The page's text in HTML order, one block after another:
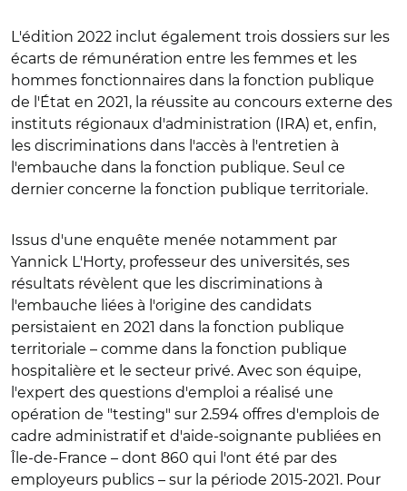
L'édition 2022 inclut également trois dossiers sur les
écarts de rémunération entre les femmes et les
hommes fonctionnaires dans la fonction publique
de l'État en 2021, la réussite au concours externe des
instituts régionaux d'administration (IRA) et, enfin,
les discriminations dans l'accès à l'entretien à
l'embauche dans la fonction publique. Seul ce
dernier concerne la fonction publique territoriale.
Issus d'une enquête menée notamment par
Yannick L'Horty, professeur des universités, ses
résultats révèlent que les discriminations à
l'embauche liées à l'origine des candidats
persistaient en 2021 dans la fonction publique
territoriale – comme dans la fonction publique
hospitalière et le secteur privé. Avec son équipe,
l'expert des questions d'emploi a réalisé une
opération de "testing" sur 2.594 offres d'emplois de
cadre administratif et d'aide-soignante publiées en
Île-de-France – dont 860 qui l'ont été par des
employeurs publics – sur la période 2015-2021. Pour